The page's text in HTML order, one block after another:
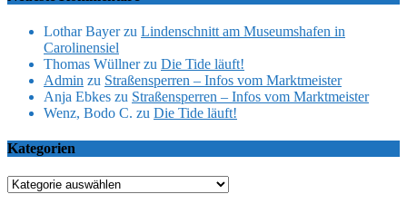
Lothar Bayerzu Lindenschnitt am Museumshafen in
Carolinensiel
Thomas Wüllnerzu Die Tide läuft!
Admin zu Straßensperren – Infos vom Marktmeister
Anja Ebkes zu Straßensperren – Infos vom Marktmeister
Wenz, Bodo C. zu Die Tide läuft!
Kategorien
Kategorien